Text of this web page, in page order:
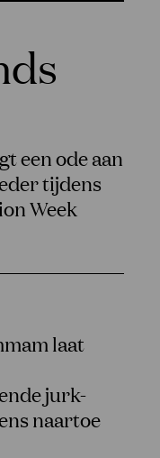
een ode aan
tijdens
Week
laat
jurk-
naartoe